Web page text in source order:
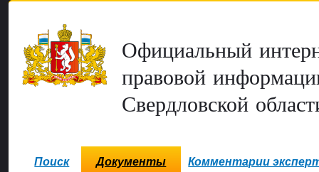
Официальный
правовой
Свердловской
Поиск Документы Комментарии